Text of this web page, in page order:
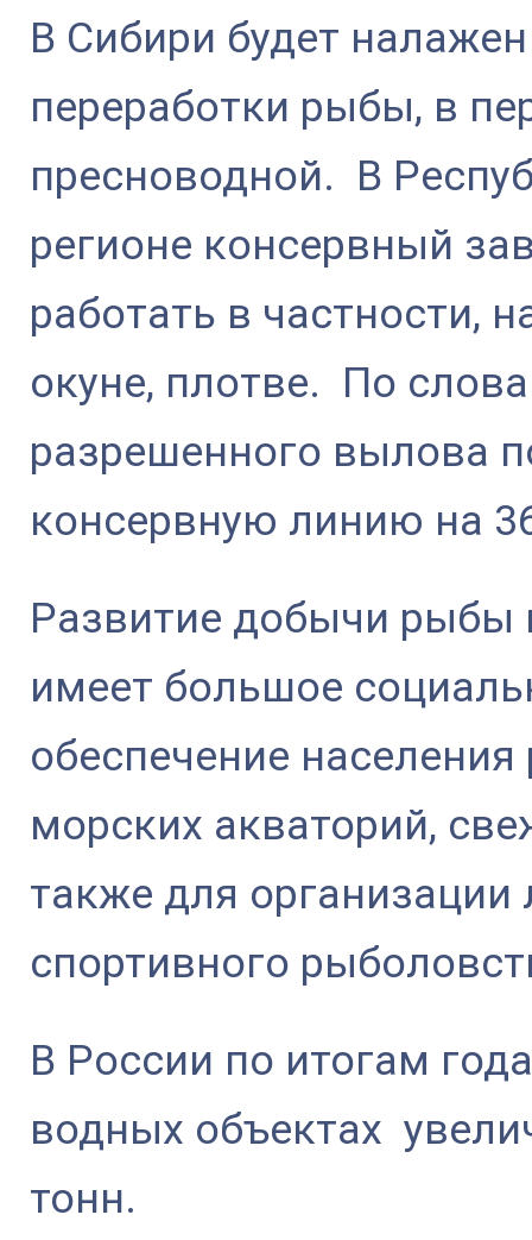
В Сибири будет
переработки рыбы, в
пресноводной. В
регионе консервный
работать в частности,
окуне, плотве. По
разрешенного вылова
консервную линию на
Развитие добычи рыбы
имеет большое
обеспечение
морских акваторий,
также для организации
спортивного
В России по итогам
водных объектах
тонн.